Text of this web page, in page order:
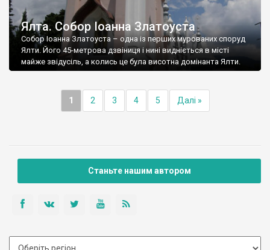
Ялта. Собор Іоанна Златоуста
Собор Іоанна Златоуста – одна із перших мурованих споруд
Ялти. Його 45-метрова дзвіниця і нині видніється в місті
майже звідусіль, а колись це була висотна домінанта Ялти.
1 2 3 4 5 Далі »
Станьте нашим автором